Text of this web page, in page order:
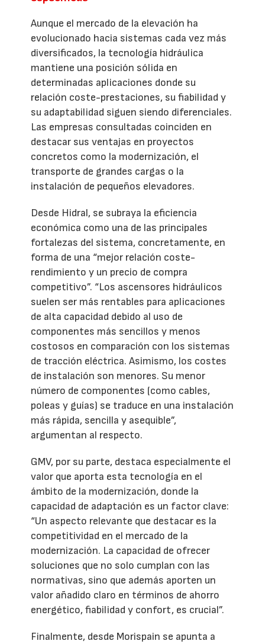
Aunque el mercado de la elevación ha
evolucionado hacia sistemas cada vez más
diversificados, la tecnología hidráulica
mantiene una posición sólida en
determinadas aplicaciones donde su
relación coste-prestaciones, su fiabilidad y
su adaptabilidad siguen siendo diferenciales.
Las empresas consultadas coinciden en
destacar sus ventajas en proyectos
concretos como la modernización, el
transporte de grandes cargas o la
instalación de pequeños elevadores.
Desde Hidral, se subraya la eficiencia
económica como una de las principales
fortalezas del sistema, concretamente, en
forma de una “mejor relación coste-
rendimiento y un precio de compra
competitivo”. “Los ascensores hidráulicos
suelen ser más rentables para aplicaciones
de alta capacidad debido al uso de
componentes más sencillos y menos
costosos en comparación con los sistemas
de tracción eléctrica. Asimismo, los costes
de instalación son menores. Su menor
número de componentes (como cables,
poleas y guías) se traduce en una instalación
más rápida, sencilla y asequible”,
argumentan al respecto.
GMV, por su parte, destaca especialmente el
valor que aporta esta tecnología en el
ámbito de la modernización, donde la
capacidad de adaptación es un factor clave:
“Un aspecto relevante que destacar es la
competitividad en el mercado de la
modernización. La capacidad de ofrecer
soluciones que no solo cumplan con las
normativas, sino que además aporten un
valor añadido claro en términos de ahorro
energético, fiabilidad y confort, es crucial”.
Finalmente, desde Morispain se apunta a